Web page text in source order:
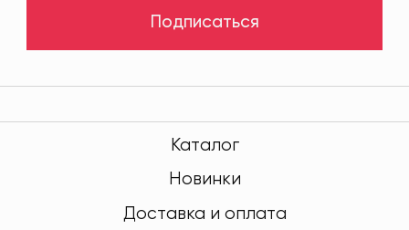
Подписаться
Каталог
Новинки
Доставка и оплата